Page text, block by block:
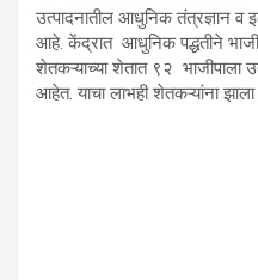
उत्पादनातील आधुनिक तंत्रज्ञान व
आहे. केंद्रात आधुनिक पद्धतीने
शेतकऱ्याच्या शेतात ९२ भाजीपाला
आहेत. याचा लाभही शेतकऱ्यांना